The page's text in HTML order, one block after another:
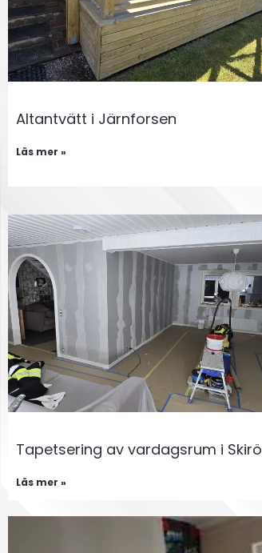
Altantvätt i Järnforsen
Läs mer »
Tapetsering av vardagsrum i Skirö
Läs mer »